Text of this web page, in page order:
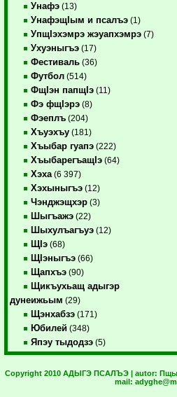
Унафэ (13)
УнафэщIым и псалъэ (1)
УпщIэхэмрэ жэуапхэмрэ (7)
Ухуэныгъэ (17)
Фестиваль (36)
Футбол (514)
ФщIэн папщIэ (11)
Фэ фщIэрэ (8)
Фэеплъ (204)
Хъуэхъу (181)
Хъыбар гуапэ (222)
ХъыбарегъащIэ (64)
Хэха (6 397)
Хэхыныгъэ (12)
Чэнджэщхэр (3)
Шыгъажэ (22)
Шыхулъагъуэ (12)
ЩIэ (68)
ЩIэныгъэ (66)
Щапхъэ (90)
Щикъухьащ адыгэр
дунеижьым (29)
Щэнхабзэ (171)
Юбилей (348)
Япэу тыдодзэ (5)
Copyright 2010 АДЫГЭ ПСАЛЪЭ | autor:
mail: